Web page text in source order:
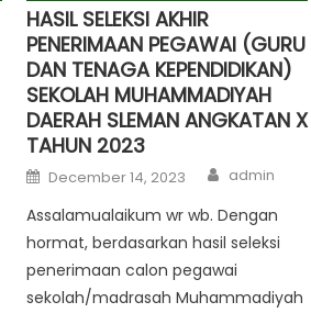
HASIL SELEKSI AKHIR
PENERIMAAN PEGAWAI (GURU
DAN TENAGA KEPENDIDIKAN)
SEKOLAH MUHAMMADIYAH
DAERAH SLEMAN ANGKATAN X
TAHUN 2023
Posted
on
December 14, 2023 Author
admin
Assalamualaikum wr wb. Dengan
hormat, berdasarkan hasil seleksi
penerimaan calon pegawai
sekolah/madrasah Muhammadiyah